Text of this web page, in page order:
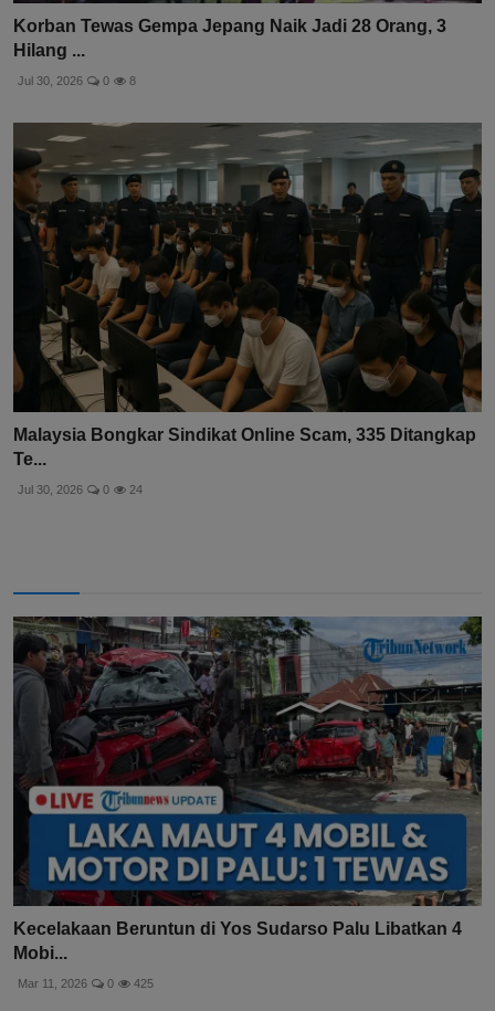
Korban Tewas Gempa Jepang Naik Jadi 28 Orang, 3
Hilang ...
Jul 30, 2026 0 8
Malaysia Bongkar Sindikat Online Scam, 335 Ditangkap
Te...
Jul 30, 2026 0 24
Kecelakaan Beruntun di Yos Sudarso Palu Libatkan 4
Mobi...
Mar 11, 2026 0 425